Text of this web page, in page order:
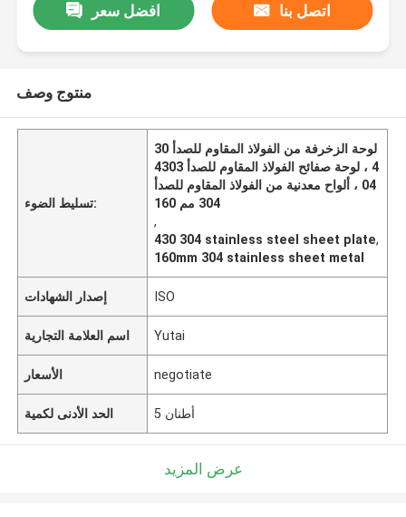
افضل سعر اتصل بنا
منتوج وصف
تسليط الضوء:
لوحة الزخرفة من الفولاذ المقاوم للصدأ 30
4 ، لوحة صفائح الفولاذ المقاوم للصدأ 4303
04 ، ألواح معدنية من الفولاذ المقاوم للصدأ
304 مم 160
,
430 304 stainless steel sheet plate,
160mm 304 stainless sheet metal
إصدار الشهادات ISO
اسم العلامة التجارية Yutai
الأسعار negotiate
الحد الأدنى لكمية 5 أطنان
عرض المزيد